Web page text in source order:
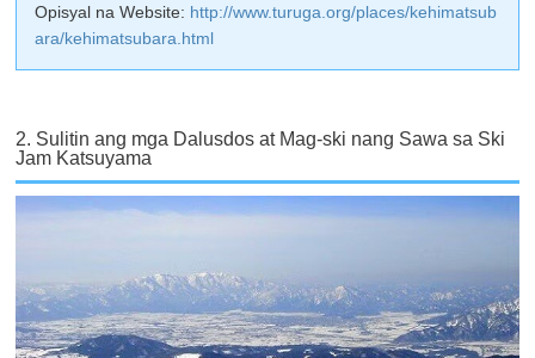
Opisyal na Website: http://www.turuga.org/places/kehimatsub
ara/kehimatsubara.html
2. Sulitin ang mga Dalusdos at Mag-ski nang Sawa sa Ski
Jam Katsuyama